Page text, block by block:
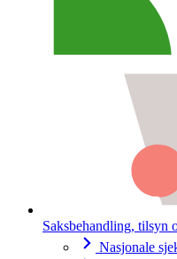
Saksbehandling, tilsyn
Nasjonale